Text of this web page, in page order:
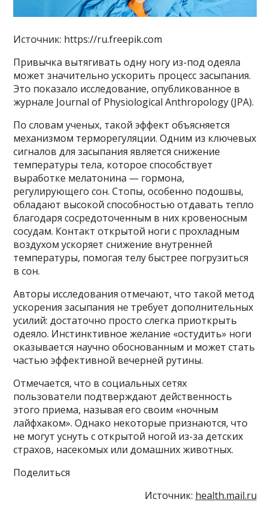
Источник: https://ru.freepik.com
Привычка вытягивать одну ногу из-под одеяла
может значительно ускорить процесс засыпания.
Это показало исследование, опубликованное в
журнале Journal of Physiological Anthropology (JPA).
По словам ученых, такой эффект объясняется
механизмом терморегуляции. Одним из ключевых
сигналов для засыпания является снижение
температуры тела, которое способствует
выработке мелатонина — гормона,
регулирующего сон. Стопы, особенно подошвы,
обладают высокой способностью отдавать тепло
благодаря сосредоточенным в них кровеносным
сосудам. Контакт открытой ноги с прохладным
воздухом ускоряет снижение внутренней
температуры, помогая телу быстрее погрузиться
в сон.
Авторы исследования отмечают, что такой метод
ускорения засыпания не требует дополнительных
усилий: достаточно просто слегка приоткрыть
одеяло. Инстинктивное желание «остудить» ноги
оказывается научно обоснованным и может стать
частью эффективной вечерней рутины.
Отмечается, что в социальных сетях
пользователи подтверждают действенность
этого приема, называя его своим «ночным
лайфхаком». Однако некоторые признаются, что
не могут уснуть с открытой ногой из-за детских
страхов, насекомых или домашних животных.
Поделиться
Источник: health.mail.ru